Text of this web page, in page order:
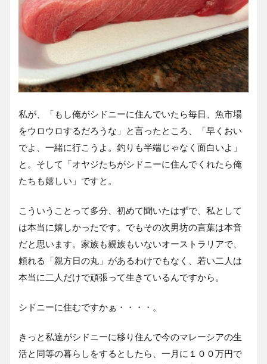
私が、「もし俺がシドニーに住んでいたら毎日、魚市場
をウロウロするだろうな」と言ったところ、「早くおい
でよ、一緒に行こうよ。釣りも半端じゃなく面白いよ」
と。そして「オヤジたちがシドニーに住んでくれたら俺
たちも嬉しい」ですと。
こういうことって多分、初めて聞いたはずで、私として
は本当に嬉しかったです。でもその次男坊の言葉は本音
だと思います。家族も親族もいないオーストラリアで、
頼れる「親方日の丸」があるわけでもなく、若い二人は
本当に二人だけで頑張って生きているんですから。
シドニーに住むですかぁ・・・・。
きっと私達がシドニーに移り住んで今のマレーシアの生
活と同等の暮らしをするとしたら、一月に１００万円で